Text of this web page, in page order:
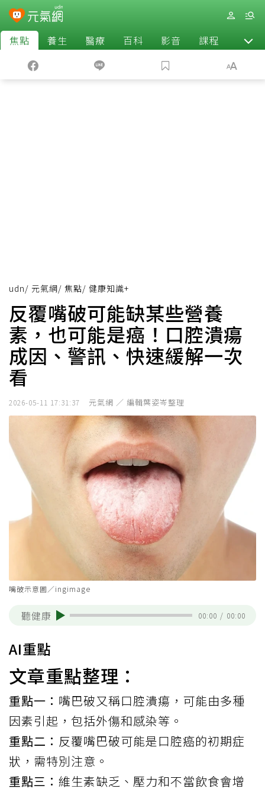
焦點 養生 醫療 百科 影音 課程 退休
udn/ 元氣網/ 焦點/ 健康知識+
反覆嘴破可能缺某些營養
素，也可能是癌！口腔潰瘍
成因、警訊、快速緩解一次
看
2026-05-11 17:31:37 元氣網 ／ 編輯葉姿岑整理
嘴破示意圖／ingimage
聽健康 00:00 / 00:00
AI重點
文章重點整理：
重點一： 嘴巴破又稱口腔潰瘍，可能由多種
因素引起，包括外傷和感染等。
重點二： 反覆嘴巴破可能是口腔癌的初期症
狀，需特別注意。
重點三： 維生素缺乏、壓力和不當飲食會增